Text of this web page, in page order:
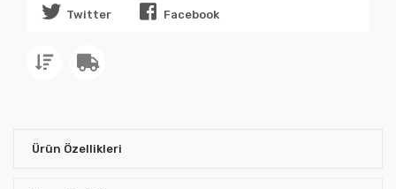
Twitter Facebook
Ürün Özellikleri